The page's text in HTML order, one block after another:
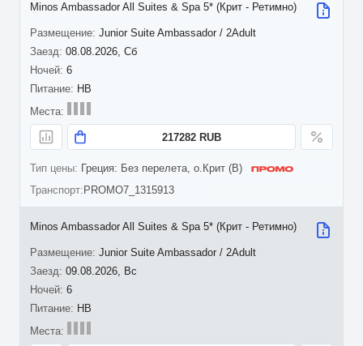
08.08.2026, Сб
6
Minos Ambassador All Suites & Spa 5* (Крит - Ретимно)
Junior Suite Ambassador / 2Adult
HB
217282 RUB
Греция: Без перелета, о.Крит (B)
PROMO7_1315913
09.08.2026, Вс
6
Minos Ambassador All Suites & Spa 5* (Крит - Ретимно)
Junior Suite Ambassador / 2Adult
HB